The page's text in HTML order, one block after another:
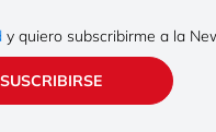
y quiero subscribirme a la
SUSCRIBIRSE